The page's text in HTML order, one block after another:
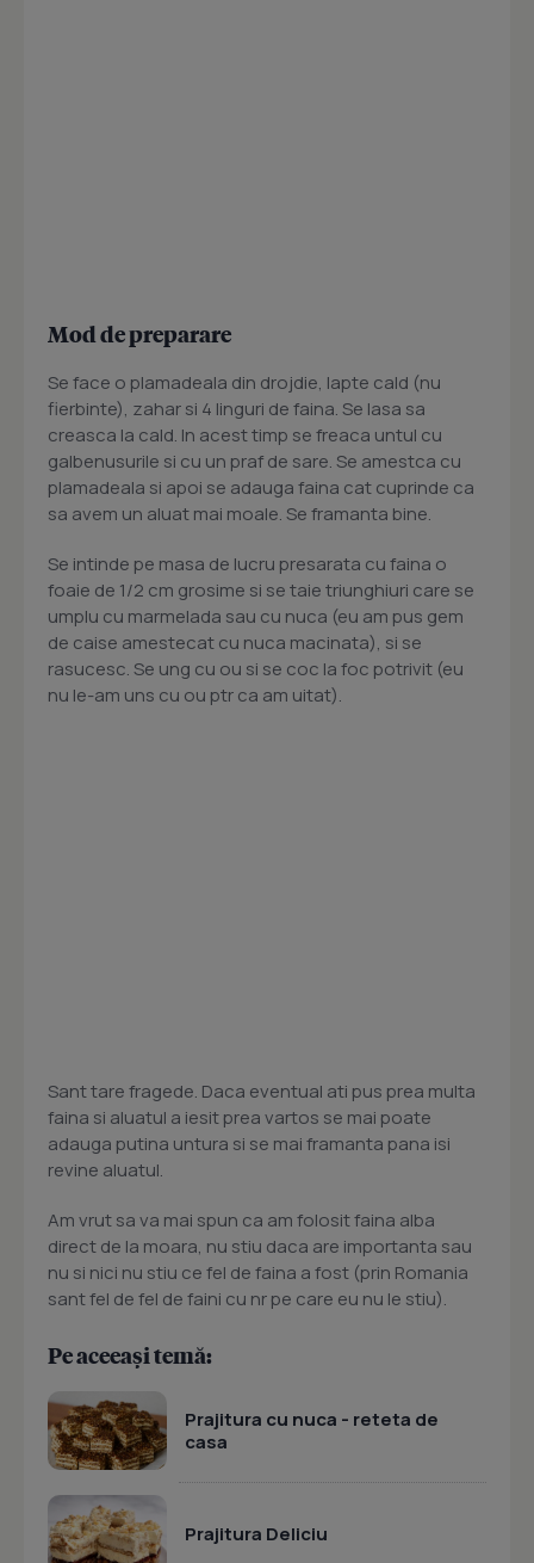
Mod de preparare
Se face o plamadeala din drojdie, lapte cald (nu
fierbinte), zahar si 4 linguri de faina. Se lasa sa
creasca la cald. In acest timp se freaca untul cu
galbenusurile si cu un praf de sare. Se amestca cu
plamadeala si apoi se adauga faina cat cuprinde ca
sa avem un aluat mai moale. Se framanta bine.
Se intinde pe masa de lucru presarata cu faina o
foaie de 1/2 cm grosime si se taie triunghiuri care se
umplu cu marmelada sau cu nuca (eu am pus gem
de caise amestecat cu nuca macinata), si se
rasucesc. Se ung cu ou si se coc la foc potrivit (eu
nu le-am uns cu ou ptr ca am uitat).
Sant tare fragede. Daca eventual ati pus prea multa
faina si aluatul a iesit prea vartos se mai poate
adauga putina untura si se mai framanta pana isi
revine aluatul.
Am vrut sa va mai spun ca am folosit faina alba
direct de la moara, nu stiu daca are importanta sau
nu si nici nu stiu ce fel de faina a fost (prin Romania
sant fel de fel de faini cu nr pe care eu nu le stiu).
Pe aceeași temă:
Prajitura cu nuca - reteta de
casa
Prajitura Deliciu